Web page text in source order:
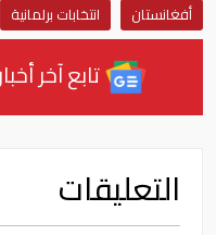
أفغانستان انتخابات برلمانية
تابع آخر
التعليقات